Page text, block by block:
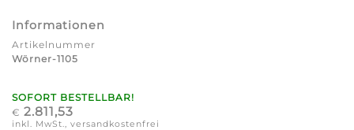
Informationen
Artikelnummer
Wörner-1105
SOFORT BESTELLBAR!
€ 2.811,53
inkl. MwSt., versandkostenfrei